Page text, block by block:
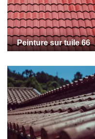
Peinture sur tuile 66